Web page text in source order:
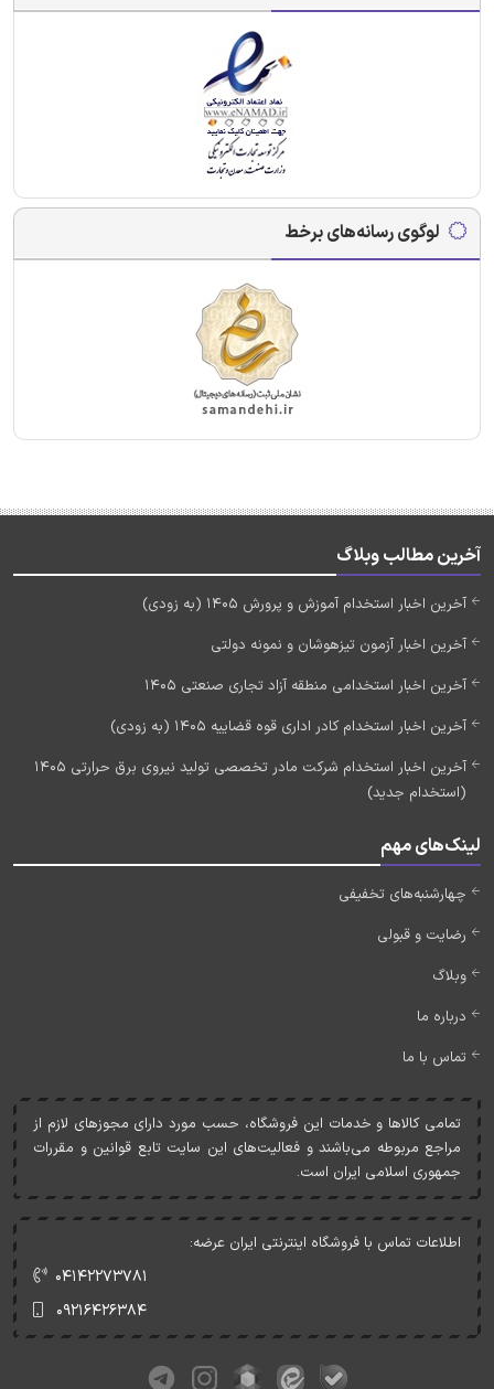
لوگوی رسانه‌های برخط
آخرین مطالب وبلاگ
آخرین اخبار استخدام آموزش و پرورش 1405 (به زودی)
آخرین اخبار آزمون تیزهوشان و نمونه دولتی
آخرین اخبار استخدامی منطقه آزاد تجاری صنعتی 1405
آخرین اخبار استخدام کادر اداری قوه قضاییه 1405 (به زودی)
آخرین اخبار استخدام شرکت مادر تخصصی تولید نیروی برق حرارتی 1405
(استخدام جدید)
لینک‌های مهم
چهارشنبه‌های تخفیفی
رضایت و قبولی
وبلاگ
درباره ما
تماس با ما
تمامی کالاها و خدمات اين فروشگاه، حسب مورد دارای مجوزهای لازم از
مراجع مربوطه می‌باشند و فعاليت‌های اين سايت تابع قوانين و مقررات
جمهوری اسلامی ايران است.
اطلاعات تماس با فروشگاه اینترنتی ایران عرضه:
۰۴۱۴۲۲۷۳۷۸۱
۰۹۲۱۶۴۲۶۳۸۴